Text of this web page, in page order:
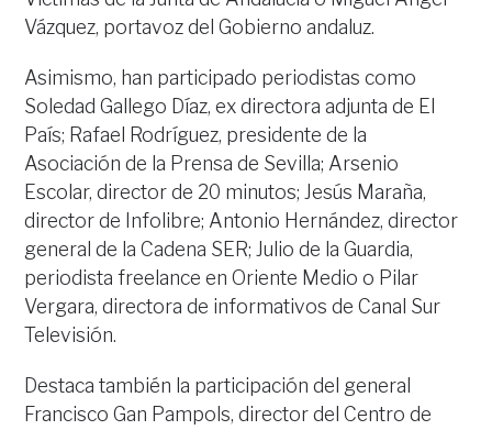
Vázquez, portavoz del Gobierno andaluz.
Asimismo, han participado periodistas como
Soledad Gallego Díaz, ex directora adjunta de El
País; Rafael Rodríguez, presidente de la
Asociación de la Prensa de Sevilla; Arsenio
Escolar, director de 20 minutos; Jesús Maraña,
director de Infolibre; Antonio Hernández, director
general de la Cadena SER; Julio de la Guardia,
periodista freelance en Oriente Medio o Pilar
Vergara, directora de informativos de Canal Sur
Televisión.
Destaca también la participación del general
Francisco Gan Pampols, director del Centro de